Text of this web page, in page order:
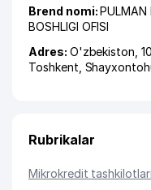
Brend nomi:PULMAN
BOSHLIGI OFISI
Adres: O'zbekiston,
Toshkent
Rubrikalar
Mikrokredit tashkilotlari